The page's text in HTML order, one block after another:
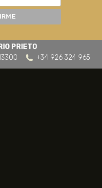
PRIETO
+34 926 324 965